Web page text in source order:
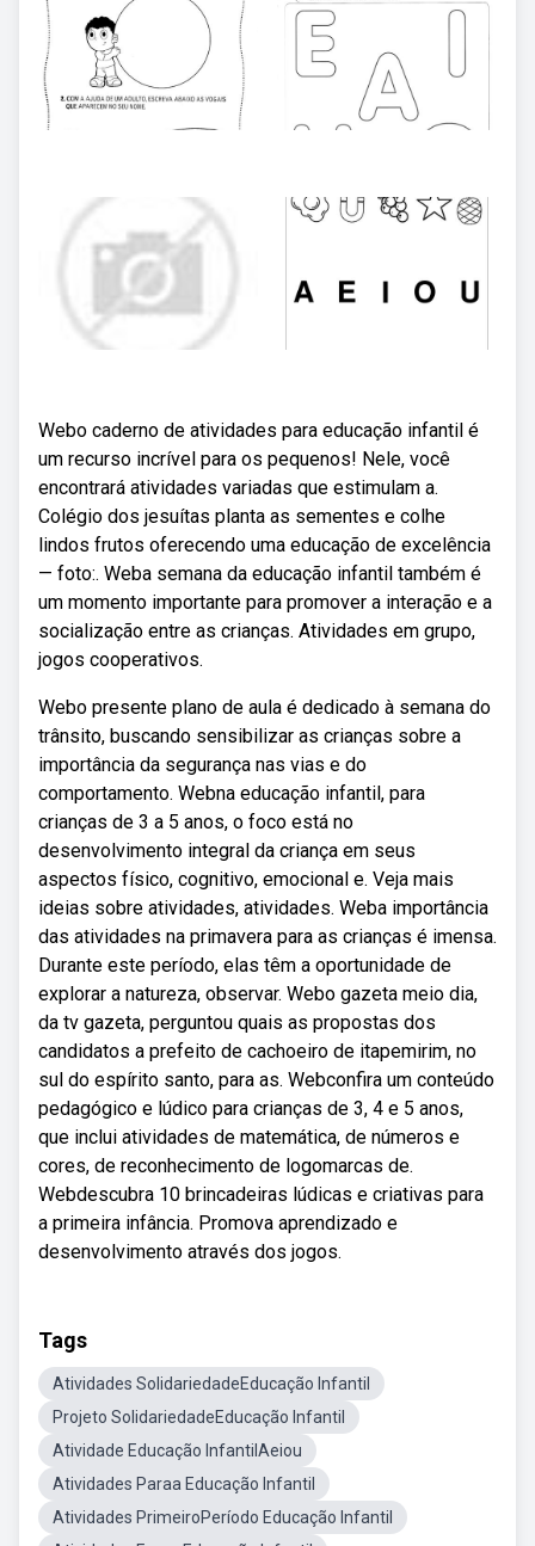
Webo caderno de atividades para educação infantil é
um recurso incrível para os pequenos! Nele, você
encontrará atividades variadas que estimulam a.
Colégio dos jesuítas planta as sementes e colhe
lindos frutos oferecendo uma educação de excelência
— foto:. Weba semana da educação infantil também é
um momento importante para promover a interação e a
socialização entre as crianças. Atividades em grupo,
jogos cooperativos.
Webo presente plano de aula é dedicado à semana do
trânsito, buscando sensibilizar as crianças sobre a
importância da segurança nas vias e do
comportamento. Webna educação infantil, para
crianças de 3 a 5 anos, o foco está no
desenvolvimento integral da criança em seus
aspectos físico, cognitivo, emocional e. Veja mais
ideias sobre atividades, atividades. Weba importância
das atividades na primavera para as crianças é imensa.
Durante este período, elas têm a oportunidade de
explorar a natureza, observar. Webo gazeta meio dia,
da tv gazeta, perguntou quais as propostas dos
candidatos a prefeito de cachoeiro de itapemirim, no
sul do espírito santo, para as. Webconfira um conteúdo
pedagógico e lúdico para crianças de 3, 4 e 5 anos,
que inclui atividades de matemática, de números e
cores, de reconhecimento de logomarcas de.
Webdescubra 10 brincadeiras lúdicas e criativas para
a primeira infância. Promova aprendizado e
desenvolvimento através dos jogos.
Tags
Atividades SolidariedadeEducação Infantil
Projeto SolidariedadeEducação Infantil
Atividade Educação InfantilAeiou
Atividades Paraa Educação Infantil
Atividades PrimeiroPeríodo Educação Infantil